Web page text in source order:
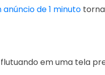
de 1 minuto
em uma tela